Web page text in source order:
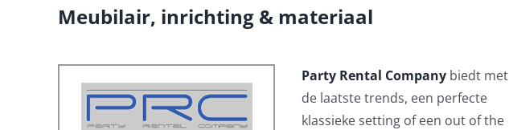
Meubilair, inrichting & materiaal
Party Rental Company biedt met
de laatste trends, een perfecte
klassieke setting of een out of the